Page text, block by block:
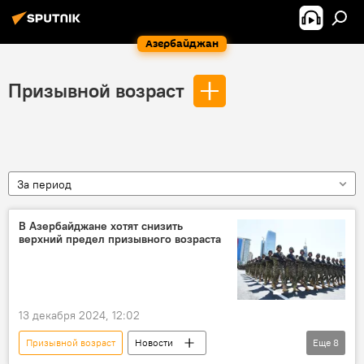
Азербайджан
Призывной возраст
За период
В Азербайджане хотят снизить
верхний предел призывного возраста
13 декабря 2024, 12:02
Призывной возраст
Новости
Еще 8